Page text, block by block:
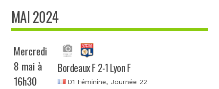
MAI 2024
Mercredi
8 mai à
16h30
Bordeaux F 2-1 Lyon F
D1 Féminine, Journée 22